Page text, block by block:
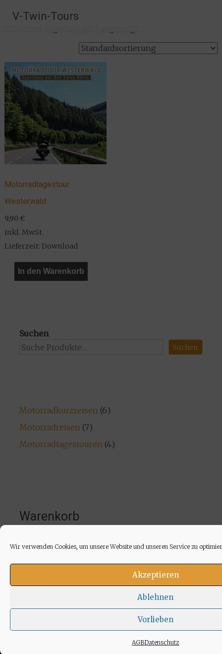
Wir verwenden Cookies, um unsere Website und unseren Service zu
Akzeptieren
Ablehnen
Vorlieben
AGBDatenschutz
InhaltV-Twin-Tours
Motorradtagestour
Westerwald
9,90 €
inkl. MwSt.
Lieferzeit: Download
In den Warenkorb
Suchen
Suchen
Motorradkurzreisen 66
Motorradreisen 77
Produkte
Motorradtagestouren 44
Warenkorb
Warenkorb.
V-TWIN-TOURS Richtlinien